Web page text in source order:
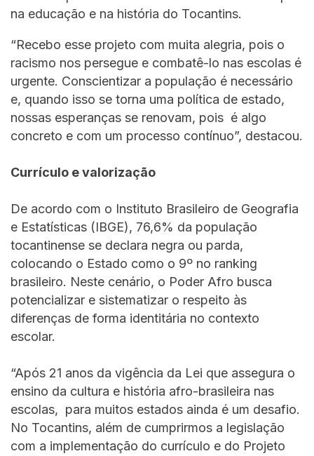
na educação e na história do Tocantins.
“Recebo esse projeto com muita alegria, pois o
racismo nos persegue e combatê-lo nas escolas é
urgente. Conscientizar a população é necessário
e, quando isso se torna uma política de estado,
nossas esperanças se renovam, pois é algo
concreto e com um processo contínuo”, destacou.
Currículo e valorização
De acordo com o Instituto Brasileiro de Geografia
e Estatísticas (IBGE), 76,6% da população
tocantinense se declara negra ou parda,
colocando o Estado como o 9º no ranking
brasileiro. Neste cenário, o Poder Afro busca
potencializar e sistematizar o respeito às
diferenças de forma identitária no contexto
escolar.
“Após 21 anos da vigência da Lei que assegura o
ensino da cultura e história afro-brasileira nas
escolas, para muitos estados ainda é um desafio.
No Tocantins, além de cumprirmos a legislação
com a implementação do currículo e do Projeto